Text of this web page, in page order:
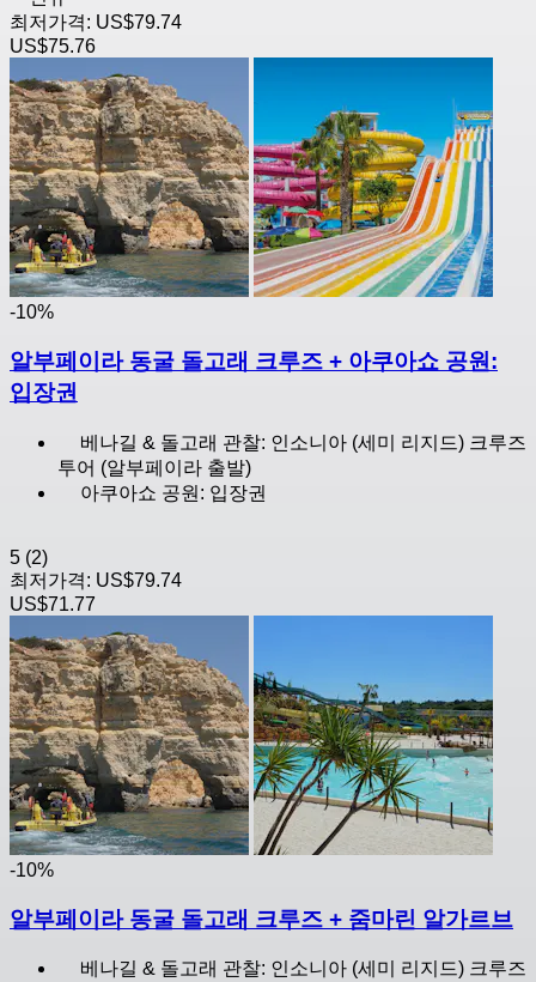
최저가격: US$79.74
US$75.76
-10%
알부페이라 동굴 돌고래 크루즈 + 아쿠아쇼 공원:
입장권
베나길 & 돌고래 관찰: 인소니아 (세미 리지드) 크루즈
투어 (알부페이라 출발)
아쿠아쇼 공원: 입장권
5 (2)
최저가격: US$79.74
US$71.77
-10%
알부페이라 동굴 돌고래 크루즈 + 줌마린 알가르브
베나길 & 돌고래 관찰: 인소니아 (세미 리지드) 크루즈